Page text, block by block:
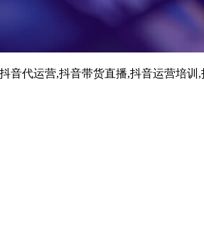
音代运营,抖音带货直播,抖音运营培